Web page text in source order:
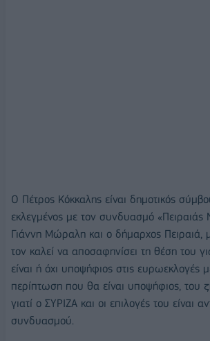
Ο Πέτρος Κόκκαλης είναι δημοτικός
εκλεγμένος με τον συνδυασμό «Πειραιάς
Γιάννη Μώραλη και ο δήμαρχος Πειραιά,
τον καλεί να αποσαφηνίσει τη θέση του
είναι ή όχι υποψήφιος στις ευρωεκλογές
περίπτωση που θα είναι υποψήφιος, του
γιατί ο ΣΥΡΙΖΑ και οι επιλογές του είναι
συνδυασμού.